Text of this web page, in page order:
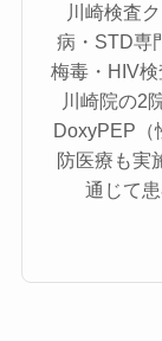
川崎検査
病・STD専
梅毒・HIV
川崎院の2
DoxyPEP（
防医療も実
通じて